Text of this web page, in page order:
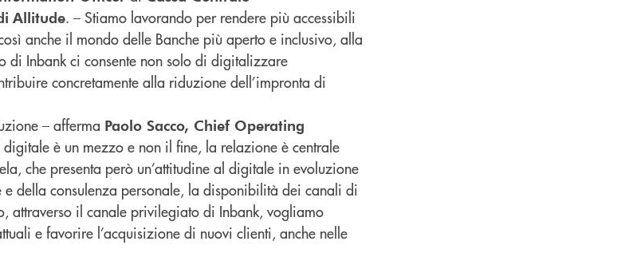
Allitude. – Stiamo lavorando per rendere più accessibili
anche il mondo delle Banche più aperto e inclusivo, alla
di Inbank ci consente non solo di digitalizzare
concretamente alla riduzione dell’impronta di
– afferma Paolo Sacco, Chief Operating
è un mezzo e non il fine, la relazione è centrale
che presenta però un’attitudine al digitale in evoluzione
della consulenza personale, la disponibilità dei canali di
attraverso il canale privilegiato di Inbank, vogliamo
e favorire l’acquisizione di nuovi clienti, anche nelle